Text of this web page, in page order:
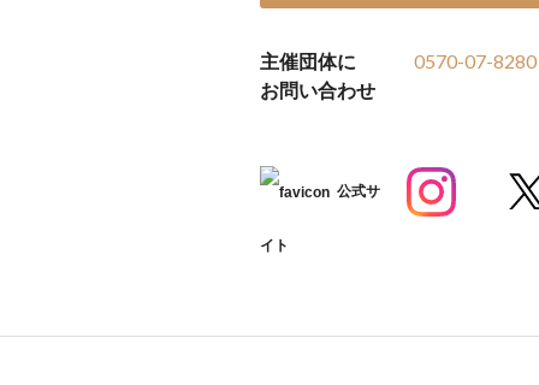
主催団体に
お問い合わせ
0570-07-8280
公式サ
イト